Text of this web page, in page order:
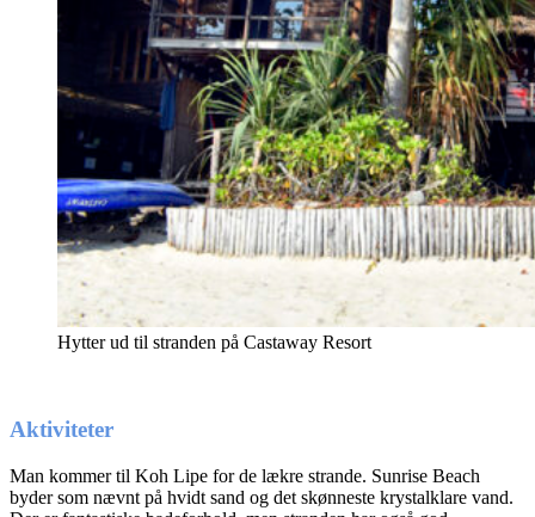
Hytter ud til stranden på Castaway Resort
Aktiviteter
Man kommer til Koh Lipe for de lækre strande. Sunrise Beach
byder som nævnt på hvidt sand og det skønneste krystalklare vand.